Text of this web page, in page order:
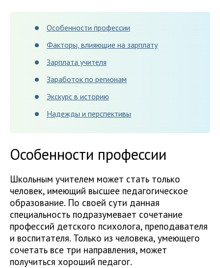
Особенности профессии
Факторы, влияющие на зарплату
Зарплата учителя
Заработок по регионам
Экскурс в историю
Надежды и перспективы
Особенности профессии
Школьным учителем может стать только
человек, имеющий высшее педагогическое
образование. По своей сути данная
специальность подразумевает сочетание
профессий детского психолога, преподавателя
и воспитателя. Только из человека, умеющего
сочетать все три направления, может
получиться хороший педагог.